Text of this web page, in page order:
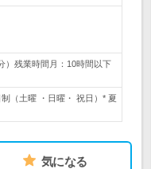
）残業時間月：10時間以下
（土曜 ・日曜・ 祝日）* 夏
気になる